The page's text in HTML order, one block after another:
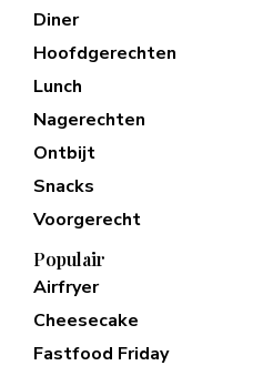
Diner
Hoofdgerechten
Lunch
Nagerechten
Ontbijt
Snacks
Voorgerecht
Populair
Airfryer
Cheesecake
Fastfood Friday